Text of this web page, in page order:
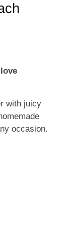
with juicy
occasion.